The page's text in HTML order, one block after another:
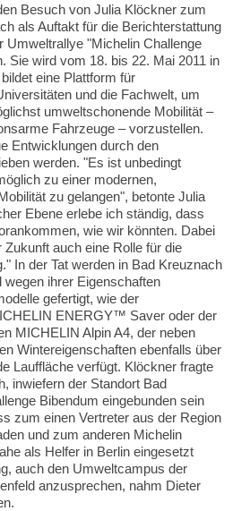
Besuch von Julia Klöckner zum
als Auftakt für die Berichterstattung
Umweltrallye "Michelin Challenge
Sie wird vom 18. bis 22. Mai 2011 in
eine Plattform für
und die Fachwelt, um
umweltschonende Mobilität –
Fahrzeuge – vorzustellen.
Entwicklungen durch den
werden. "Es ist unbedingt
zu einer modernen,
zu gelangen", betonte Julia
Ebene erlebe ich ständig, dass
wie wir könnten. Dabei
Zukunft auch eine Rolle für die
In der Tat werden in Bad Kreuznach
ihrer Eigenschaften
gefertigt, wie der
ENERGY™ Saver oder der
MICHELIN Alpin A4, der neben
Wintereigenschaften ebenfalls über
Lauffläche verfügt. Klöckner fragte
inwiefern der Standort Bad
Bibendum eingebunden sein
zum einen Vertreter aus der Region
und zum anderen Michelin
als Helfer in Berlin eingesetzt
auch den Umweltcampus der
anzusprechen, nahm Dieter